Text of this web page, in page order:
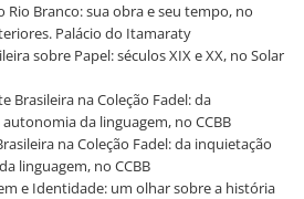
Rio Branco: sua obra e seu tempo, no
Palácio do Itamaraty
sobre Papel: séculos XIX e XX, no Solar
Brasileira na Coleção Fadel: da
da linguagem, no CCBB
na Coleção Fadel: da inquietação
linguagem, no CCBB
e Identidade: um olhar sobre a história